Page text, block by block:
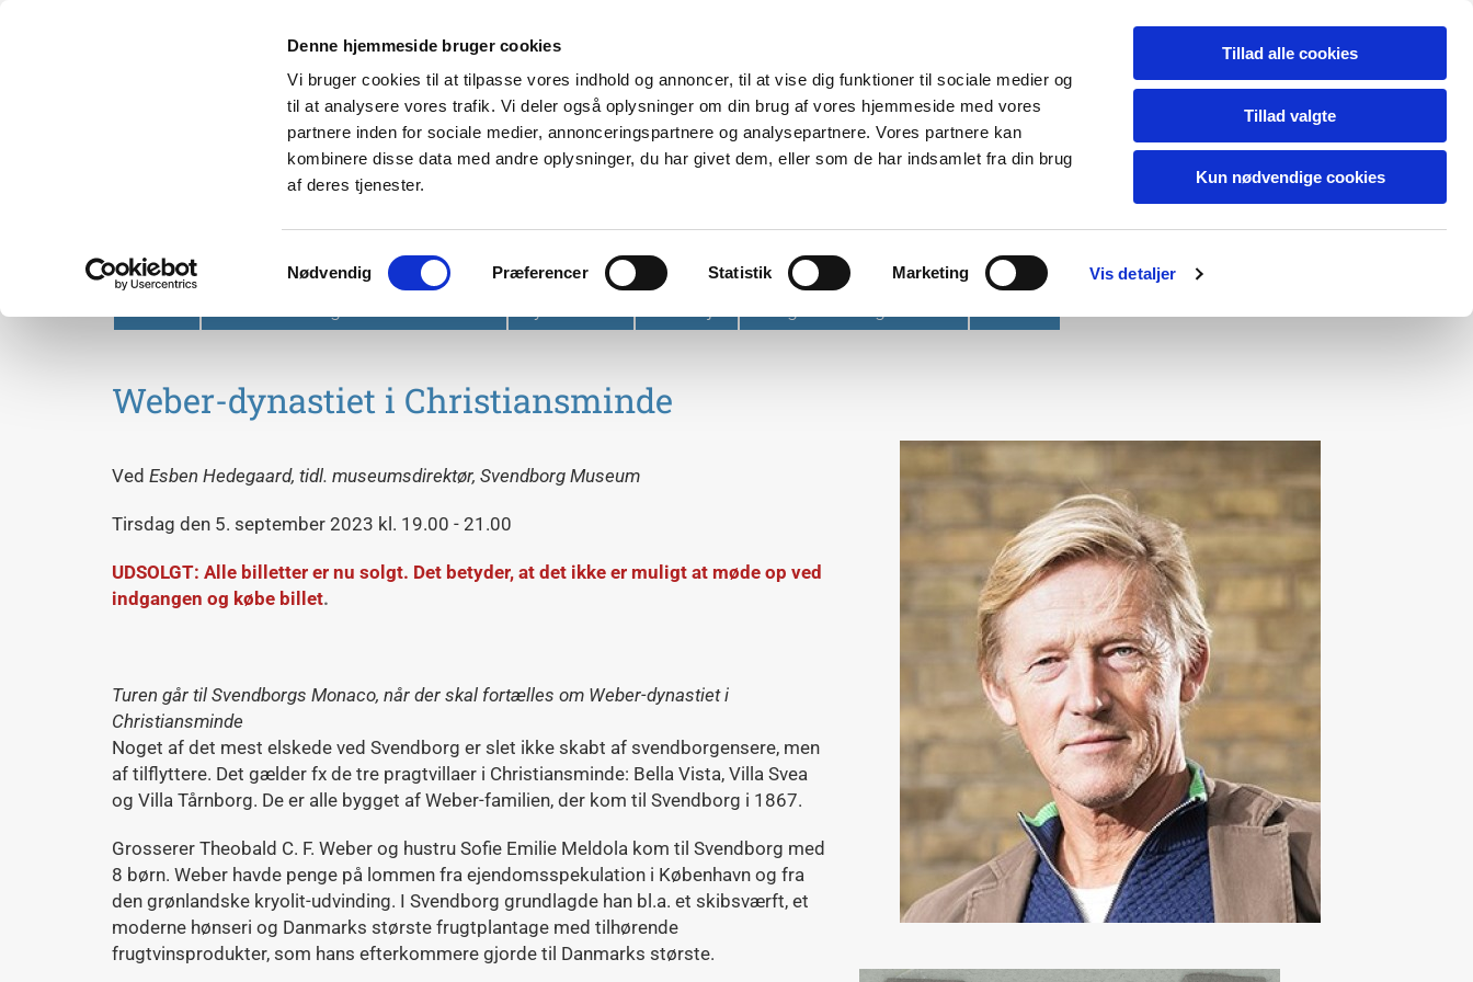
Denne hjemmeside bruger cookies
Vi bruger cookies til at tilpasse vores indhold og annoncer, til at vise dig funktioner til sociale medier og
til at analysere vores trafik. Vi deler også oplysninger om din brug af vores hjemmeside med vores
partnere inden for sociale medier, annonceringspartnere og analysepartnere. Vores partnere kan
kombinere disse data med andre oplysninger, du har givet dem, eller som de har indsamlet fra din brug
af deres tjenester.
Nødvendig Præferencer Statistik Marketing Vis detaljer
Tillad alle cookies
Tillad valgte
Kun nødvendige cookies
Weber-dynastiet i Christiansminde
Ved Esben Hedegaard, tidl. museumsdirektør, Svendborg Museum
Tirsdag den 5. september 2023 kl. 19.00 - 21.00
UDSOLGT: Alle billetter er nu solgt. Det betyder, at det ikke er muligt at møde op ved
indgangen og købe billet.
Turen går til Svendborgs Monaco, når der skal fortælles om Weber-dynastiet i
Christiansminde
Noget af det mest elskede ved Svendborg er slet ikke skabt af svendborgensere, men
af tilflyttere. Det gælder fx de tre pragtvillaer i Christiansminde: Bella Vista, Villa Svea
og Villa Tårnborg. De er alle bygget af Weber-familien, der kom til Svendborg i 1867.
Grosserer Theobald C. F. Weber og hustru Sofie Emilie Meldola kom til Svendborg med
8 børn. Weber havde penge på lommen fra ejendomsspekulation i København og fra
den grønlandske kryolit-udvinding. I Svendborg grundlagde han bl.a. et skibsværft, et
moderne hønseri og Danmarks største frugtplantage med tilhørende
frugtvinsprodukter, som hans efterkommere gjorde til Danmarks største.